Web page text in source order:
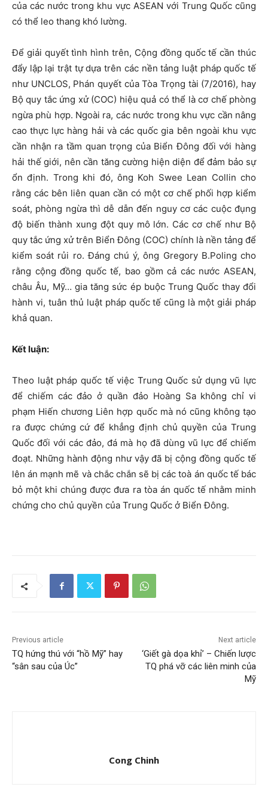
của các nước trong khu vực ASEAN với Trung Quốc cũng
có thể leo thang khó lường.
Để giải quyết tình hình trên, Cộng đồng quốc tế cần thúc
đẩy lập lại trật tự dựa trên các nền tảng luật pháp quốc tế
như UNCLOS, Phán quyết của Tòa Trọng tài (7/2016), hay
Bộ quy tắc ứng xử (COC) hiệu quả có thể là cơ chế phòng
ngừa phù hợp. Ngoài ra, các nước trong khu vực cần nâng
cao thực lực hàng hải và các quốc gia bên ngoài khu vực
cần nhận ra tầm quan trọng của Biển Đông đối với hàng
hải thế giới, nên cần tăng cường hiện diện để đảm bảo sự
ổn định. Trong khi đó, ông Koh Swee Lean Collin cho
rằng các bên liên quan cần có một cơ chế phối hợp kiểm
soát, phòng ngừa thì dễ dẫn đến nguy cơ các cuộc đụng
độ biến thành xung đột quy mô lớn. Các cơ chế như Bộ
quy tắc ứng xử trên Biển Đông (COC) chính là nền tảng để
kiểm soát rủi ro. Đáng chú ý, ông Gregory B.Poling cho
rằng cộng đồng quốc tế, bao gồm cả các nước ASEAN,
châu Âu, Mỹ… gia tăng sức ép buộc Trung Quốc thay đổi
hành vi, tuân thủ luật pháp quốc tế cũng là một giải pháp
khả quan.
Kết luận:
Theo luật pháp quốc tế việc Trung Quốc sử dụng vũ lực
để chiếm các đảo ở quần đảo Hoàng Sa không chỉ vi
phạm Hiến chương Liên hợp quốc mà nó cũng không tạo
ra được chứng cứ để khẳng định chủ quyền của Trung
Quốc đối với các đảo, đá mà họ đã dùng vũ lực để chiếm
đoạt. Những hành động như vậy đã bị cộng đồng quốc tế
lên án mạnh mẽ và chắc chắn sẽ bị các toà án quốc tế bác
bỏ một khi chúng được đưa ra tòa án quốc tế nhằm minh
chứng cho chủ quyền của Trung Quốc ở Biển Đông.
Previous article
TQ hứng thú với “hồ Mỹ” hay
“sân sau của Úc”
Next article
‘Giết gà dọa khỉ’ – Chiến lược
TQ phá vỡ các liên minh của
Mỹ
Cong Chinh